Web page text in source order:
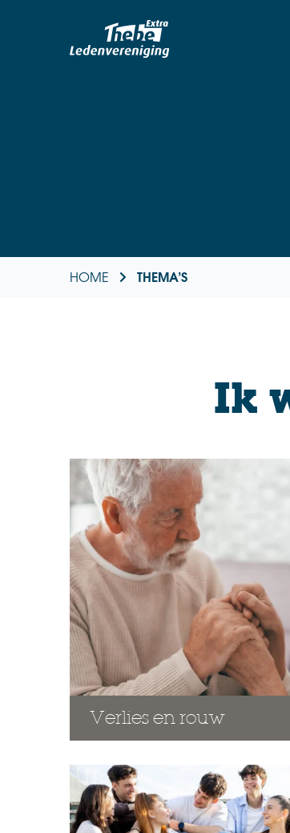
HOME THEMA’S
Ik
Verlies en rouw